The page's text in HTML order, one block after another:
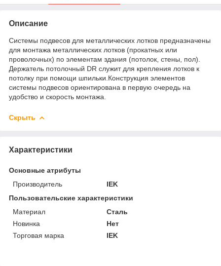
Описание
Системы подвесов для металлических лотков предназначены
для монтажа металлических лотков (прокатных или
проволочных) по элементам здания (потолок, стены, пол).
Держатель потолочный DR служит для крепления лотков к
потолку при помощи шпильки.Конструкция элементов
системы подвесов ориентирована в первую очередь на
удобство и скорость монтажа.
Скрыть
Характеристики
Основные атрибуты
Производитель
IEK
Пользовательские характеристики
Материал
Сталь
Новинка
Нет
Торговая марка
IEK